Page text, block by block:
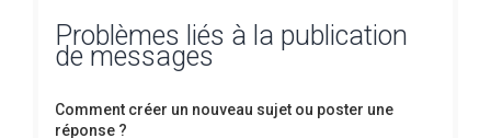
Problèmes liés à la publication
de messages
Comment créer un nouveau sujet ou poster une
réponse ?